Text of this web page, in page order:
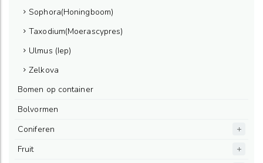
Sophora(Honingboom)
Taxodium(Moerascypres)
Ulmus (Iep)
Zelkova
Bomen op container
Bolvormen
Coniferen
Fruit